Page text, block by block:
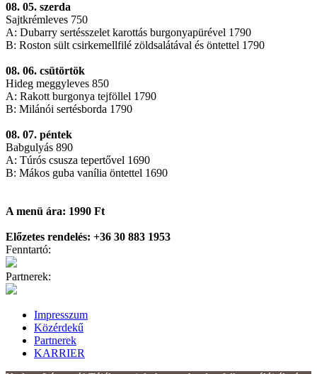
08. 05. szerda
Sajtkrémleves 750
A: Dubarry sertésszelet karottás burgonyapürével 1790
B: Roston sült csirkemellfilé zöldsalátával és öntettel 1790
08. 06. csütörtök
Hideg meggyleves 850
A: Rakott burgonya tejföllel 1790
B: Milánói sertésborda 1790
08. 07. péntek
Babgulyás 890
A: Túrós csusza tepertővel 1690
B: Mákos guba vanília öntettel 1690
A menü ára: 1990 Ft
Előzetes rendelés: +36 30 883 1953
Fenntartó:
Partnerek:
Impresszum
Közérdekű
Partnerek
KARRIER